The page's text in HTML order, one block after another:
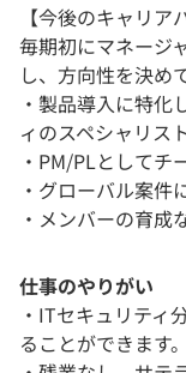
【今後のキャリア
毎期初にマネージ
し、方向性を決め
・製品導入に特化
ィのスペシャリス
・PM/PLとしてチ
・グローバル案件
・メンバーの育成
仕事のやりがい
・ITセキュリティ
ることができます。